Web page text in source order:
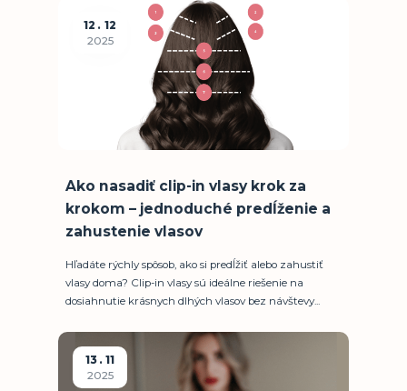
12
12
2025
Ako nasadiť clip-in vlasy krok za
krokom – jednoduché predĺženie a
zahustenie vlasov
Hľadáte rýchly spôsob, ako si predĺžiť alebo zahustiť
vlasy doma? Clip-in vlasy sú ideálne riešenie na
dosiahnutie krásnych dlhých vlasov bez návštevy...
13
11
2025